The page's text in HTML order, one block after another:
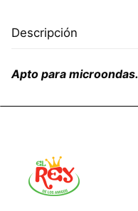
Descripción
Apto para microondas.